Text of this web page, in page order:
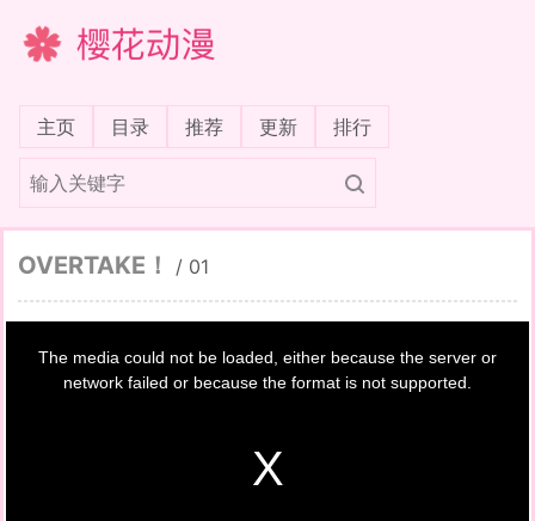
樱花动漫
主页(current)
目录 推荐 更新 排行
OVERTAKE！ / 01